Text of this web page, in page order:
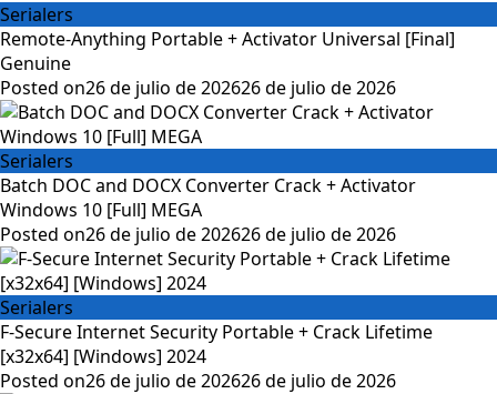
Serialers
Remote-Anything Portable + Activator Universal [Final]
Genuine
Posted on26 de julio de 202626 de julio de 2026
Serialers
Batch DOC and DOCX Converter Crack + Activator
Windows 10 [Full] MEGA
Posted on26 de julio de 202626 de julio de 2026
Serialers
F-Secure Internet Security Portable + Crack Lifetime
[x32x64] [Windows] 2024
Posted on26 de julio de 202626 de julio de 2026